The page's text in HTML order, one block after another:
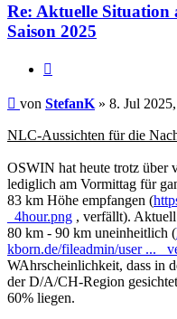
Re: Aktuelle
Saison 2025
Beitrag
von StefanK » 8. Jul
NLC-Aussichten für die
OSWIN hat heute trotz über
lediglich am Vormittag für
83 km Höhe empfangen (
_4hour.png , verfällt).
80 km - 90 km uneinheitlich (
kborn.de/fileadmin/user ...
WAhrscheinlichkeit, dass in
der D/A/CH-Region
60% liegen.